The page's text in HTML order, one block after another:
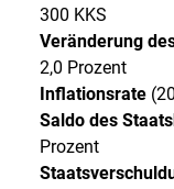
300 KKS
Veränderung
2,0 Prozent
Inflationsrate
Saldo des
Prozent